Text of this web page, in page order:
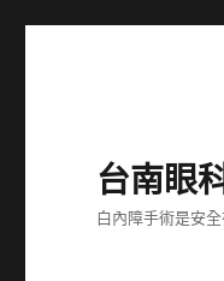
台南眼
白內障手術是安